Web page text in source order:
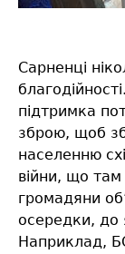
Сарненці
підтримка
зброю, щоб
населенню
війни, що там
громадяни
осередки, до
Наприклад,